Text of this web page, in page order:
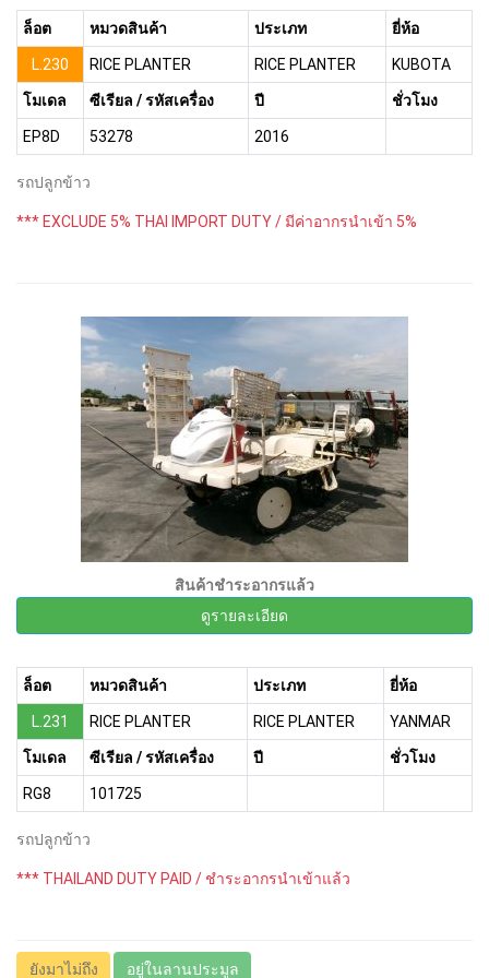
ล็อต หมวดสินค้า ประเภท ยี่ห้อ
L.230 RICE PLANTER RICE PLANTER KUBOTA
โมเดล ซีเรียล / รหัสเครื่อง ปี ชั่วโมง
EP8D 53278 2016
รถปลูกข้าว
*** EXCLUDE 5% THAI IMPORT DUTY / มีค่าอากรนำเข้า 5%
สินค้าชำระอากรแล้ว
ดูรายละเอียด
ล็อต หมวดสินค้า ประเภท ยี่ห้อ
L.231 RICE PLANTER RICE PLANTER YANMAR
โมเดล ซีเรียล / รหัสเครื่อง ปี ชั่วโมง
RG8 101725
รถปลูกข้าว
*** THAILAND DUTY PAID / ชำระอากรนำเข้าแล้ว
ยังมาไม่ถึง อยู่ในลานประมูล